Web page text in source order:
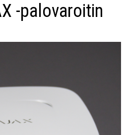
-palovaroitin